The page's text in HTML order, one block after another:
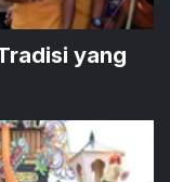
yang